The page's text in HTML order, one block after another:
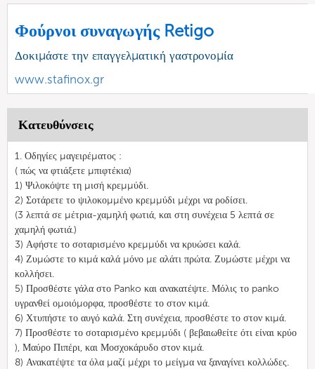
Φούρνοι συναγωγής Retigo
Δοκιμάστε την επαγγελματική γαστρονομία
www.stafinox.gr
Κατευθύνσεις
1. Οδηγίες μαγειρέματος :
( πώς να φτιάξετε μπιφτέκια)
1) Ψιλοκόψτε τη μισή κρεμμύδι.
2) Σοτάρετε το ψιλοκομμένο κρεμμύδι μέχρι να ροδίσει.
(3 λεπτά σε μέτρια-χαμηλή φωτιά, και στη συνέχεια 5 λεπτά σε
χαμηλή φωτιά.)
3) Αφήστε το σοταρισμένο κρεμμύδι να κρυώσει καλά.
4) Ζυμώστε το κιμά καλά μόνο με αλάτι πρώτα. Ζυμώστε μέχρι να
κολλήσει.
5) Προσθέστε γάλα στο Panko και ανακατέψτε. Μόλις το panko
υγρανθεί ομοιόμορφα, προσθέστε το στον κιμά.
6) Χτυπήστε το αυγό καλά. Στη συνέχεια, προσθέστε το στον κιμά.
7) Προσθέστε το σοταρισμένο κρεμμύδι ( βεβαιωθείτε ότι είναι κρύο
), Μαύρο Πιπέρι, και Μοσχοκάρυδο στον κιμά.
8) Ανακατέψτε τα όλα μαζί μέχρι το μείγμα να ξαναγίνει κολλώδες.